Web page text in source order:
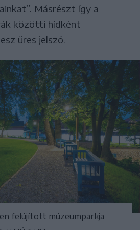
Másrészt így a
közötti hídként
üres jelszó.
felújított múzeumparkja